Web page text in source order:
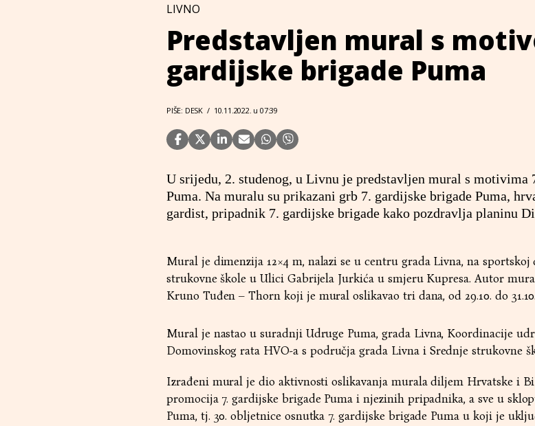
LIVNO
Predstavljen mural s
gardijske brigade Puma
PIŠE: DESK / 10.11.2022. u 07:39
U srijedu, 2. studenog, u Livnu je predstavljen mural s motivima
Puma. Na muralu su prikazani grb 7. gardijske brigade Puma,
gardist, pripadnik 7. gardijske brigade kako pozdravlja planinu
Mural je dimenzija 12×4 m, nalazi se u centru grada Livna, na sportskoj
strukovne škole u Ulici Gabrijela Jurkića u smjeru Kupresa. Autor
Kruno Tuđen – Thorn koji je mural oslikavao tri dana, od 29.10. do
Mural je nastao u suradnji Udruge Puma, grada Livna, Koordinacije
Domovinskog rata HVO-a s područja grada Livna i Srednje strukovne
Izrađeni mural je dio aktivnosti oslikavanja murala diljem Hrvatske i
promocija 7. gardijske brigade Puma i njezinih pripadnika, a sve u
Puma, tj. 30. obljetnice osnutka 7. gardijske brigade Puma u koji je